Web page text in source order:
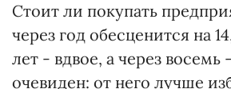
Стоит ли покупать
через год обесценится на
лет - вдвое, а через восемь
очевиден: от него лучше